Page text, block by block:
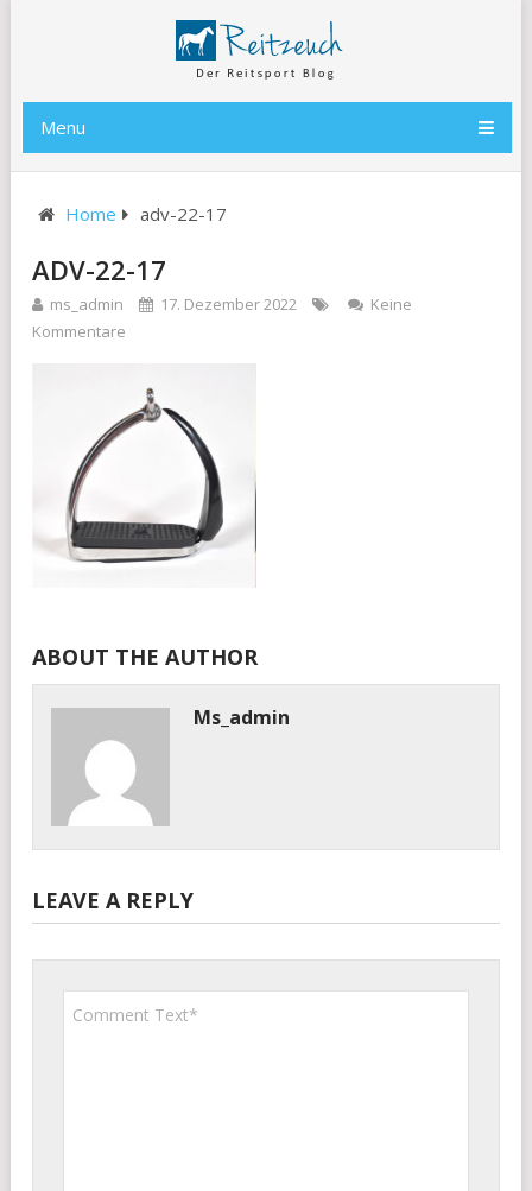
Menu
Home adv-22-17
ADV-22-17
ms_admin 17. Dezember 2022
Keine
Kommentare
ABOUT THE AUTHOR
Ms_admin
LEAVE A REPLY